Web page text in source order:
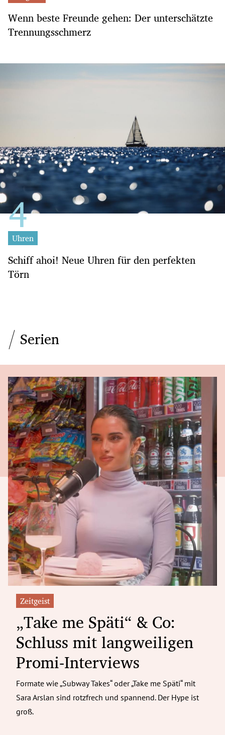
Wenn beste Freunde gehen: Der unterschätzte
Trennungsschmerz
Uhren
Schiff ahoi! Neue Uhren für den perfekten
Törn
Serien
Zeitgeist
„Take me Späti“ & Co:
Schluss mit langweiligen
Promi-Interviews
Formate wie „Subway Takes“ oder „Take me Späti“ mit
Sara Arslan sind rotzfrech und spannend. Der Hype ist
groß.